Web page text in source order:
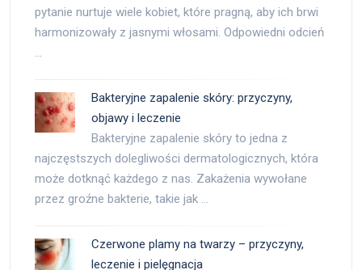
pytanie nurtuje wiele kobiet, które pragną, aby ich brwi
harmonizowały z jasnymi włosami. Odpowiedni odcień
…
Bakteryjne zapalenie skóry: przyczyny,
objawy i leczenie
Bakteryjne zapalenie skóry to jedna z
najczęstszych dolegliwości dermatologicznych, która
może dotknąć każdego z nas. Zakażenia wywołane
przez groźne bakterie, takie jak …
Czerwone plamy na twarzy – przyczyny,
leczenie i pielęgnacja